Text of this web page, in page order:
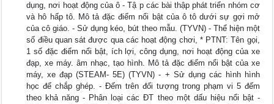
dụng, nơi hoạt động của ô - Tậ p các bài thập phát triển nhóm cơ
và hô hấp tô. Mô tả đặc điểm nổi bật của ô tô dưới sự gợi mở
của cô giáo. - Sử dụng kéo, bút theo mẫu. (TYVN) - Thể hiện một
số điều quan sát được qua các hoạt động chơi, * PTNT: Tên gọi,
1 số đặc điểm nổi bật, ích lợi, công dụng, nơi hoạt động của xe
đạp, xe máy. âm nhạc, tạo hình. Mô tả đặc điểm nổi bật của xe
máy, xe đạp (STEAM- 5E) (TYVN) - + Sử dụng các hình hình
học để chắp ghép. - Đếm trên đối tượng trong phạm vi 5 đếm
theo khả năng - Phân loại các ĐT theo một dấu hiệu nổi bật -